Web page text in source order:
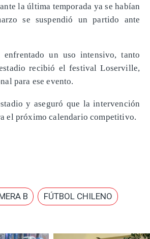
la última temporada ya se habían
se suspendió un partido ante
un uso intensivo, tanto
recibió el festival Loserville,
para ese evento.
y aseguró que la intervención
el próximo calendario competitivo.
B FÚTBOL CHILENO